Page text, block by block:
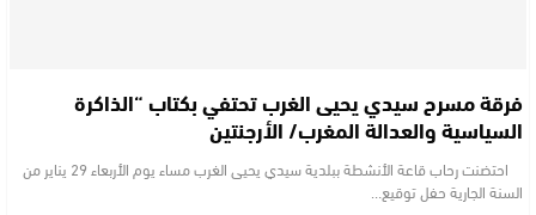
فرقة مسرح سيدي يحيى الغرب تحتفي بكتاب “الذاكرة
السياسية والعدالة المغرب/ الأرجنتين
احتضنت رحاب قاعة الأنشطة ببلدية سيدي يحيى الغرب مساء يوم الأربعاء 29 يناير من
السنة الجارية حفل توقيع…